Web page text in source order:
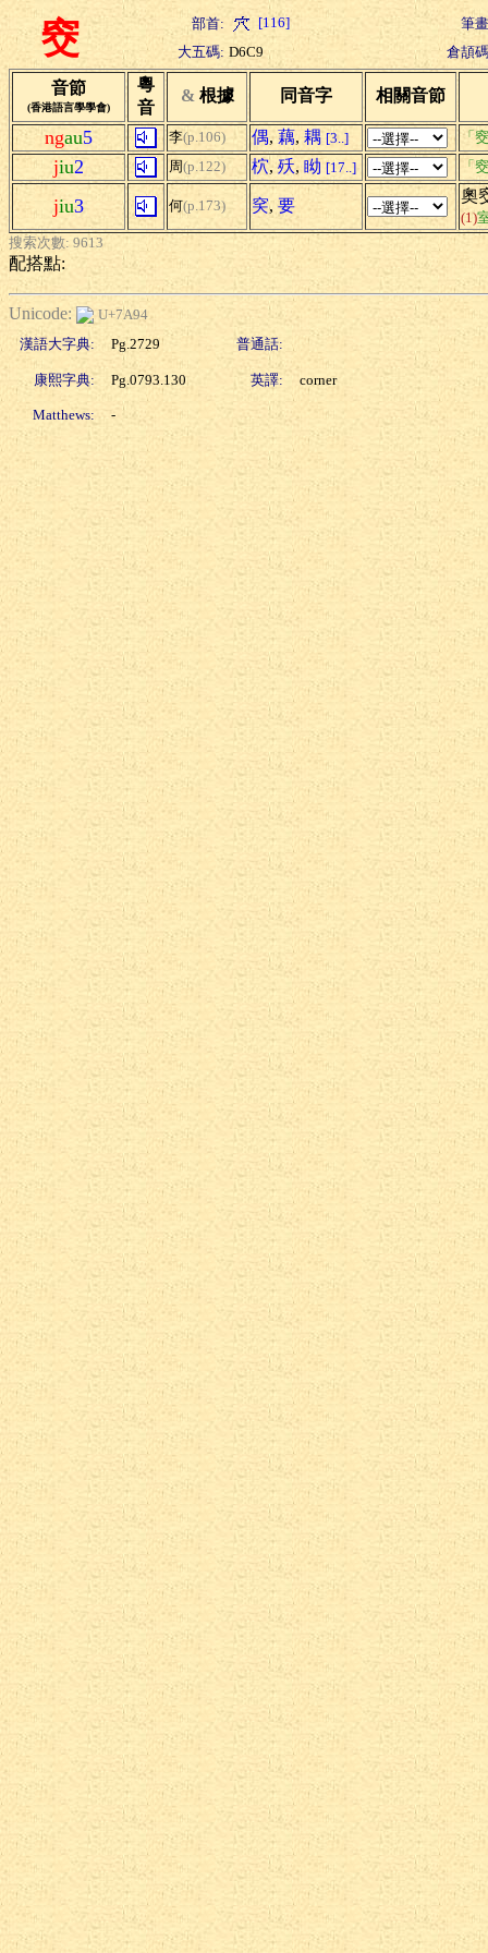
窔 部首: [116]
筆
大五碼: D6C9 倉頡
音節
(香港語言學學會)
粵
音
& 根據 同音字 相關音節
ngau5 李(p.106) 偶, 藕, 耦 [3..] 「
jiu2 周(p.122) 柼, 殀, 眑 [17..] 「
jiu3 何(p.173) 穾, 要
奧
(1)
搜索次數: 9613
配搭點:
Unicode:
U+7A94
漢語大字典:
Pg.2729 普通話:
康熙字典: Pg.0793.130 英譯: corner
Matthews: -